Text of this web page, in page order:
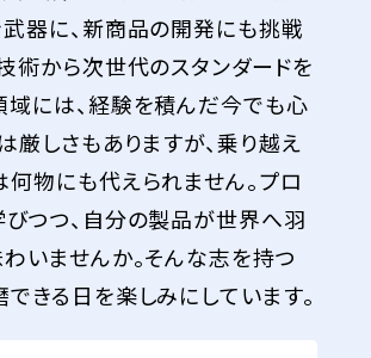
器に、新商品の開発にも挑戦
術から次世代のスタンダードを
には、経験を積んだ今でも心
厳しさもありますが、乗り越え
物にも代えられません。プロ
つつ、自分の製品が世界へ羽
いませんか。そんな志を持つ
きる日を楽しみにしています。